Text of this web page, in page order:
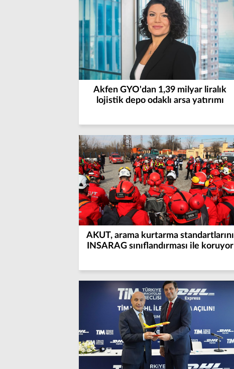
Akfen GYO'dan 1,39 milyar liralık
lojistik depo odaklı arsa yatırımı
AKUT, arama kurtarma standartlarını
INSARAG sınıflandırması ile koruyor